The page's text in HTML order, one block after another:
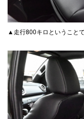
▲走行800キロということ